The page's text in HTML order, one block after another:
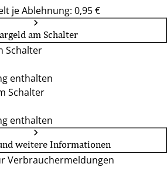
je Ablehnung: 0,95 €
am Schalter
Schalter
enthalten
Schalter
enthalten
weitere Informationen
Verbrauchermeldungen